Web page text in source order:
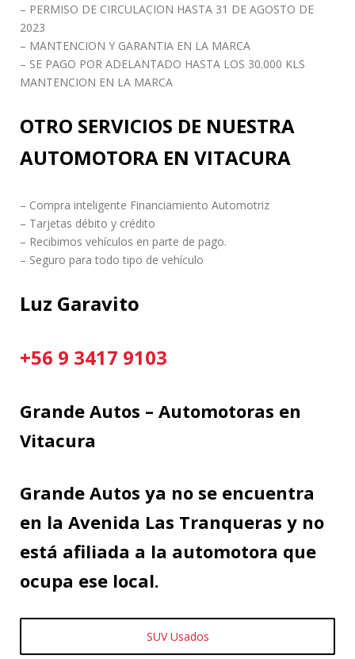
– PERMISO DE CIRCULACION HASTA 31 DE AGOSTO DE
2023
– MANTENCION Y GARANTIA EN LA MARCA
– SE PAGO POR ADELANTADO HASTA LOS 30.000 KLS
MANTENCION EN LA MARCA
OTRO SERVICIOS DE NUESTRA
AUTOMOTORA EN VITACURA
– Compra inteligente Financiamiento Automotriz
– Tarjetas débito y crédito
– Recibimos vehículos en parte de pago.
– Seguro para todo tipo de vehículo
Luz Garavito
+56 9 3417 9103
Grande Autos – Automotoras en
Vitacura
Grande Autos ya no se encuentra
en la Avenida Las Tranqueras y no
está afiliada a la automotora que
ocupa ese local.
SUV Usados